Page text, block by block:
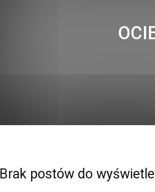
Brak postów do